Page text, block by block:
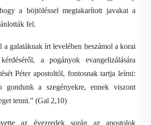
a böjtöléssel megtakarított javakat a
fel.
a galatáknak írt levelében beszámol a korai
a pogányok evangelizálására
Péter apostoltól, fontosnak tartja leírni:
gondunk a szegényekre, ennek viszont
tenni.” (Gal 2,10)
az évezredek során az apostolok